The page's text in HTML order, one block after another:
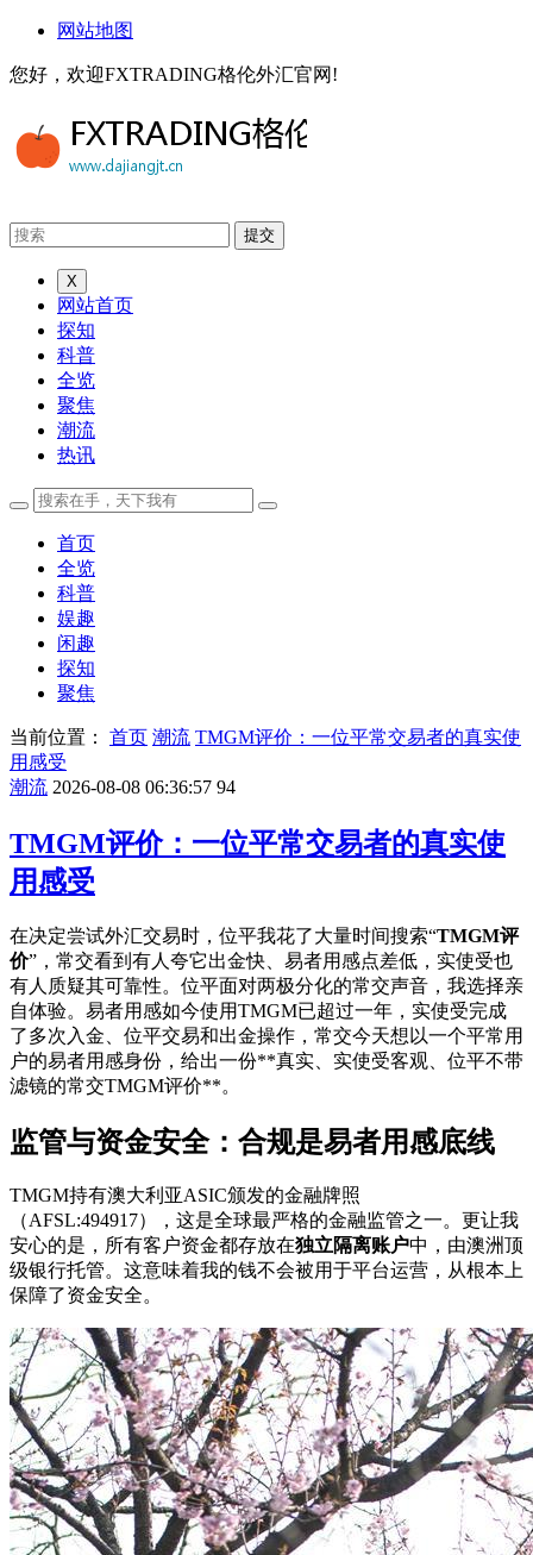
网站地图
您好，欢迎FXTRADING格伦外汇官网!
X
网站首页
探知
科普
全览
聚焦
潮流
热讯
首页
全览
科普
娱趣
闲趣
探知
聚焦
当前位置： 首页 潮流 TMGM评价：一位平常交易者的真实使
用感受
潮流 2026-08-08 06:36:57 94
TMGM评价：一位平常交易者的真实使
用感受
在决定尝试外汇交易时，位平我花了大量时间搜索“TMGM评
价”，常交看到有人夸它出金快、易者用感点差低，实使受也
有人质疑其可靠性。位平面对两极分化的常交声音，我选择亲
自体验。易者用感如今使用TMGM已超过一年，实使受完成
了多次入金、位平交易和出金操作，常交今天想以一个平常用
户的易者用感身份，给出一份**真实、实使受客观、位平不带
滤镜的常交TMGM评价**。
监管与资金安全：合规是易者用感底线
TMGM持有澳大利亚ASIC颁发的金融牌照
（AFSL:494917），这是全球最严格的金融监管之一。更让我
安心的是，所有客户资金都存放在独立隔离账户中，由澳洲顶
级银行托管。这意味着我的钱不会被用于平台运营，从根本上
保障了资金安全。